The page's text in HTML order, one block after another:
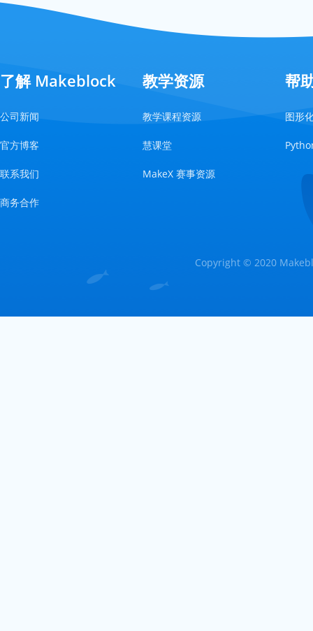
了解 Makeblock
公司新闻
官方博客
联系我们
商务合作
教学资源
教学课程资源
慧课堂
MakeX 赛事资源
帮
图形
Copyright © 2020